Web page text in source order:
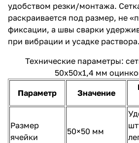
удобством резки/монтажа.
раскраивается под размер, не
фиксации, а швы сварки
при вибрации и усадке раствора.
Технические параметры:
50х50х1,4 мм
Параметр Значение
Размер
ячейки
50×50 мм